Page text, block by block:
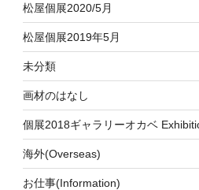
松屋個展2020/5月
松屋個展2019年5月
未分類
画材のはなし
個展2018ギャラリーオカベ
海外(Overseas)
お仕事(Information)